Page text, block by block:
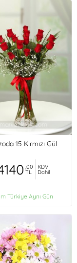
15 Kırmızı Gül
,00
TL
KDV
Dahil
Türkiye Aynı Gün